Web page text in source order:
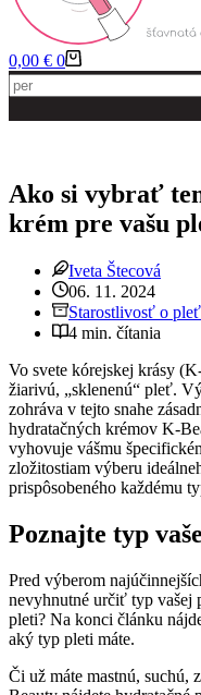
Košík
0,00 € 0
Ako si vybrať
krém pre vašu
Iveta Štecová
06. 11. 2024
Starostlivosť o pleť
4 min. čítania
Vo svete kórejskej krásy
žiarivú, „sklenenú“ pleť.
zohráva v tejto snahe
hydratačných krémov K-
vyhovuje vášmu
zložitostiam výberu
prispôsobeného každému
Poznajte typ
Pred výberom
nevyhnutné určiť typ vašej
pleti? Na konci článku
aký typ pleti máte.
Či už máte mastnú,